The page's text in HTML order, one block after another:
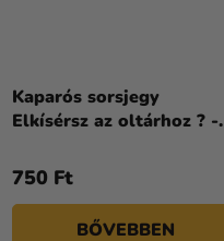
Kaparós sorsjegy
Elkísérsz az oltárhoz ? -
750 Ft
BŐVEBBEN